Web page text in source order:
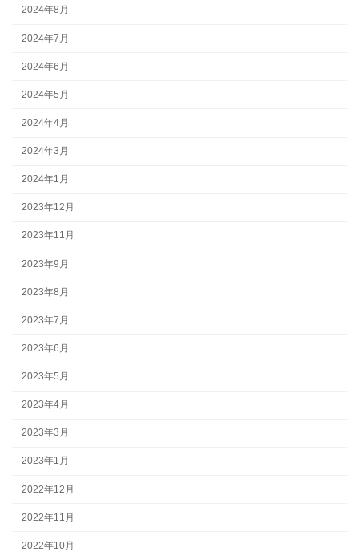
2024年8月
2024年7月
2024年6月
2024年5月
2024年4月
2024年3月
2024年1月
2023年12月
2023年11月
2023年9月
2023年8月
2023年7月
2023年6月
2023年5月
2023年4月
2023年3月
2023年1月
2022年12月
2022年11月
2022年10月